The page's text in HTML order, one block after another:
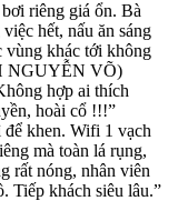
riêng giá ổn. Bà
hết, nấu ăn sáng
vùng khác tới không
NGUYỄN VÕ)
hợp ai thích
hoài cổ !!!”
để khen. Wifi 1 vạch
mà toàn lá rụng,
rất nóng, nhân viên
Tiếp khách siêu lâu.”